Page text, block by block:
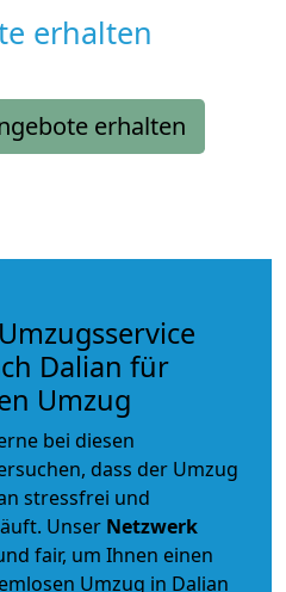
erhalten
erhalten
Dalian für
Umzug
bei diesen
dass der Umzug
stressfrei und
Unser Netzwerk
fair, um Ihnen einen
Umzug in Dalian